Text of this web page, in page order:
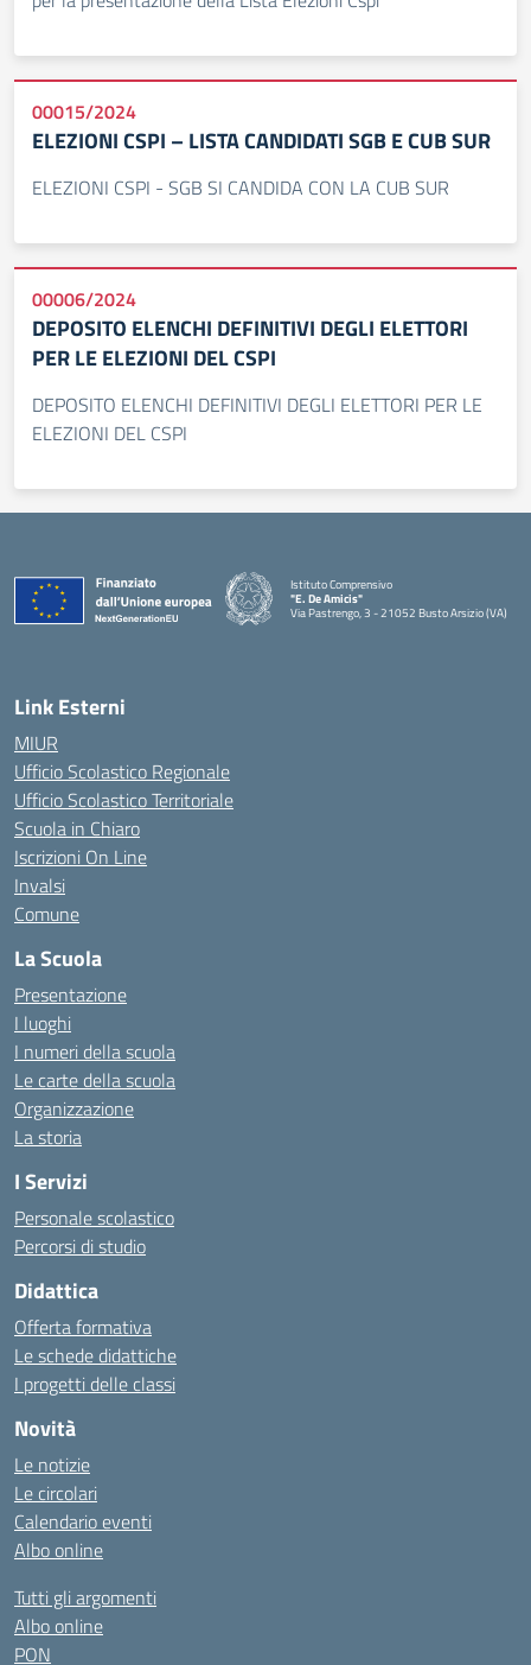
00015/2024
ELEZIONI CSPI – LISTA CANDIDATI SGB E CUB SUR
ELEZIONI CSPI - SGB SI CANDIDA CON LA CUB SUR
00006/2024
DEPOSITO ELENCHI DEFINITIVI DEGLI ELETTORI
PER LE ELEZIONI DEL CSPI
DEPOSITO ELENCHI DEFINITIVI DEGLI ELETTORI PER LE
ELEZIONI DEL CSPI
Istituto Comprensivo
"E. De Amicis"
Via Pastrengo, 3 - 21052 Busto Arsizio (VA)
Link Esterni
MIUR
Ufficio Scolastico Regionale
Ufficio Scolastico Territoriale
Scuola in Chiaro
Iscrizioni On Line
Invalsi
Comune
La Scuola
Presentazione
I luoghi
I numeri della scuola
Le carte della scuola
Organizzazione
La storia
I Servizi
Personale scolastico
Percorsi di studio
Didattica
Offerta formativa
Le schede didattiche
I progetti delle classi
Novità
Le notizie
Le circolari
Calendario eventi
Albo online
Tutti gli argomenti
Albo online
PON